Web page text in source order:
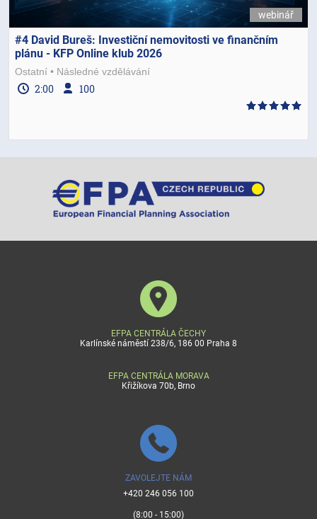
webinář
#4 David Bureš: Investiční nemovitosti ve finančním
plánu - KFP Online klub 2026
Ostatní Následné vzdělávání
2:00 100
EFPA CENTRÁLA ČECHY
Karlínské náměstí 238/6, 186 00 Praha 8
EFPA CENTRÁLA MORAVA
Křižíkova 70b, Brno
ZAVOLEJTE NÁM
+420 246 056 100
(8:00 - 15:00)